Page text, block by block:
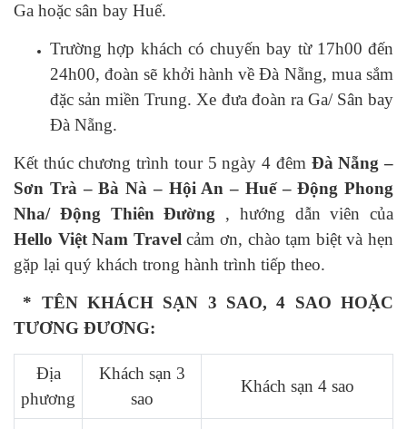
Ga hoặc sân bay Huế.
Trường hợp khách có chuyến bay từ 17h00 đến
24h00, đoàn sẽ khởi hành về Đà Nẵng, mua sắm
đặc sản miền Trung. Xe đưa đoàn ra Ga/ Sân bay
Đà Nẵng.
Kết thúc chương trình tour 5 ngày 4 đêm Đà Nẵng –
Sơn Trà – Bà Nà – Hội An – Huế – Động Phong
Nha/ Động Thiên Đường , hướng dẫn viên của
Hello Việt Nam Travelcảm ơn, chào tạm biệt và hẹn
gặp lại quý khách trong hành trình tiếp theo.
* TÊN KHÁCH SẠN 3 SAO, 4 SAO HOẶC
TƯƠNG ĐƯƠNG:
Địa
phương
Khách sạn 3
sao
Khách sạn 4 sao